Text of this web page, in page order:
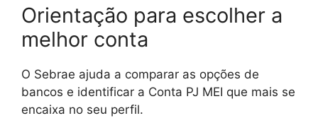
Orientação para escolher a
melhor conta
O Sebrae ajuda a comparar as opções de
bancos e identificar a Conta PJ MEI que mais se
encaixa no seu perfil.